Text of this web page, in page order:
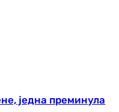
једна преминула